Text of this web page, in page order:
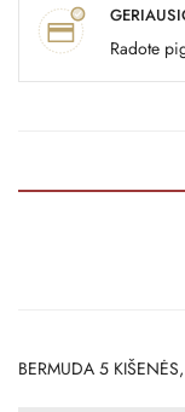
Radote
BERMUDA 5